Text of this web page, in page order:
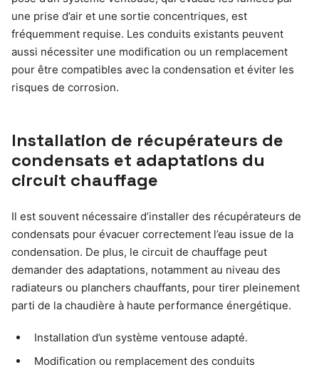
une prise d’air et une sortie concentriques, est
fréquemment requise. Les conduits existants peuvent
aussi nécessiter une modification ou un remplacement
pour être compatibles avec la condensation et éviter les
risques de corrosion.
Installation de récupérateurs de
condensats et adaptations du
circuit chauffage
Il est souvent nécessaire d’installer des récupérateurs de
condensats pour évacuer correctement l’eau issue de la
condensation. De plus, le circuit de chauffage peut
demander des adaptations, notamment au niveau des
radiateurs ou planchers chauffants, pour tirer pleinement
parti de la chaudière à haute performance énergétique.
Installation d’un système ventouse adapté.
Modification ou remplacement des conduits